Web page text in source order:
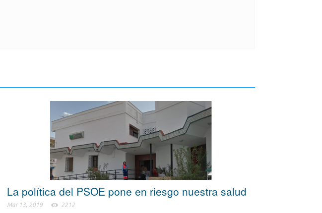
La política del PSOE pone en riesgo nuestra salud
Mar 13, 2019 2212